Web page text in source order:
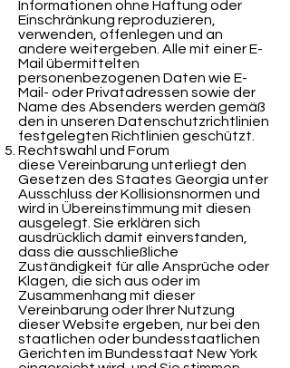
Informationen ohne Haftung oder
Einschränkung reproduzieren,
verwenden, offenlegen und an
andere weitergeben. Alle mit einer E-
Mail übermittelten
personenbezogenen Daten wie E-
Mail- oder Privatadressen sowie der
Name des Absenders werden gemäß
den in unseren Datenschutzrichtlinien
festgelegten Richtlinien geschützt.
Rechtswahl und Forum
diese Vereinbarung unterliegt den
Gesetzen des Staates Georgia unter
Ausschluss der Kollisionsnormen und
wird in Übereinstimmung mit diesen
ausgelegt. Sie erklären sich
ausdrücklich damit einverstanden,
dass die ausschließliche
Zuständigkeit für alle Ansprüche oder
Klagen, die sich aus oder im
Zusammenhang mit dieser
Vereinbarung oder Ihrer Nutzung
dieser Website ergeben, nur bei den
staatlichen oder bundesstaatlichen
Gerichten im Bundesstaat New York